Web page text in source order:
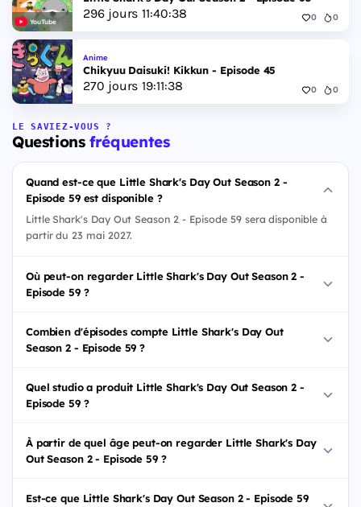
YouTube
296jours 11:40:37 0 0
Anime
Chikyuu Daisuki! Kikkun - Episode 45
270 jours 19:11:37 0 0
LE SAVIEZ-VOUS ?
Questionsfréquentes
Quand est-ce que Little Shark's Day Out Season 2 -
Episode 59 est disponible ?
Little Shark's Day Out Season 2 - Episode 59 sera disponible à
partir du 23 mai 2027.
Où peut-on regarder Little Shark's Day Out Season 2 -
Episode 59 ?
Combien d'épisodes compte Little Shark's Day Out
Season 2 - Episode 59 ?
Quel studio a produit Little Shark's Day Out Season 2 -
Episode 59 ?
À partir de quel âge peut-on regarder Little Shark's Day
Out Season 2 - Episode 59 ?
Est-ce que Little Shark's Day Out Season 2 - Episode 59